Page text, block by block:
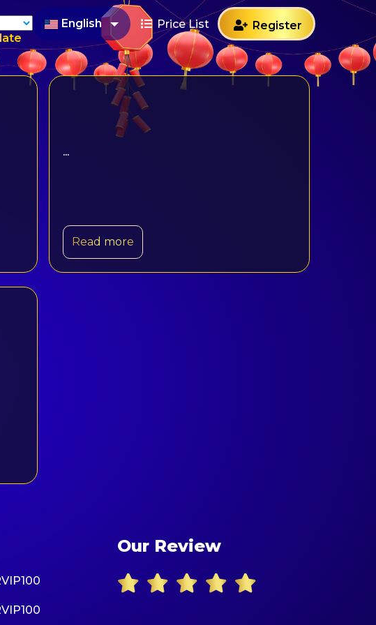
English Price List Register
...
Read more
Our Review